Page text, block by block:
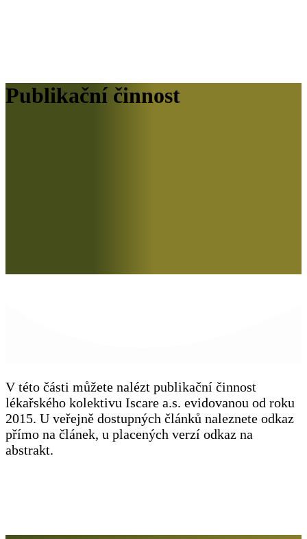
Publikační činnost
V této části můžete nalézt publikační činnost
lékařského kolektivu Iscare a.s. evidovanou od roku
2015. U veřejně dostupných článků naleznete odkaz
přímo na článek, u placených verzí odkaz na
abstrakt.